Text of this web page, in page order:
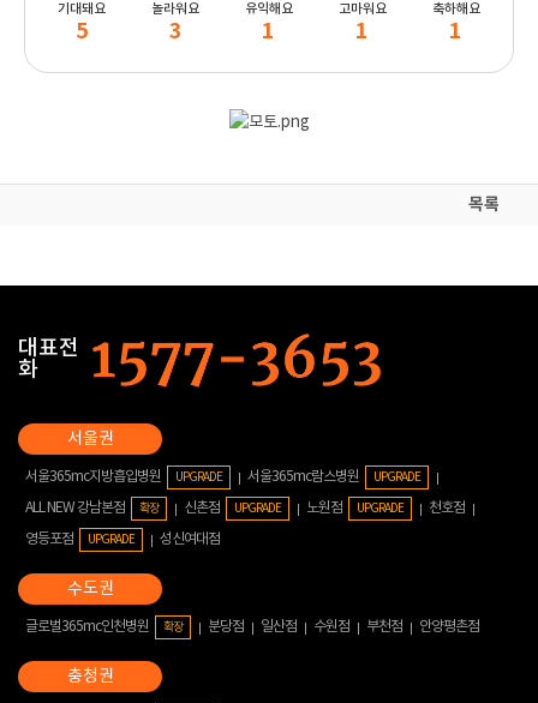
기대돼요
5
놀라워요
3
유익해요
1
고마워요
1
축하해요
1
목록
대표전
화
서울365mc지방흡입병원 UPGRADE 서울365mc람스병원 UPGRADE
ALL NEW 강남본점 확장 신촌점 UPGRADE 노원점 UPGRADE
천호점
영등포점
UPGRADE 성신여대점
글로벌365mc인천병원 확장 분당점 일산점 수원점 부천점 안양평촌점